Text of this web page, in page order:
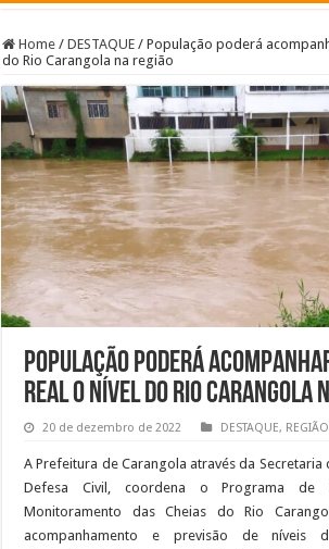
Home / DESTAQUE / População poderá
do Rio Carangola na região
População poderá
real o nível do Rio Carangola
20 de dezembro de 2022 DESTAQUE, REGIÃO
A Prefeitura de Carangola através da Secretaria
Defesa Civil, coordena o Programa de
Monitoramento das Cheias do Rio
acompanhamento e previsão de